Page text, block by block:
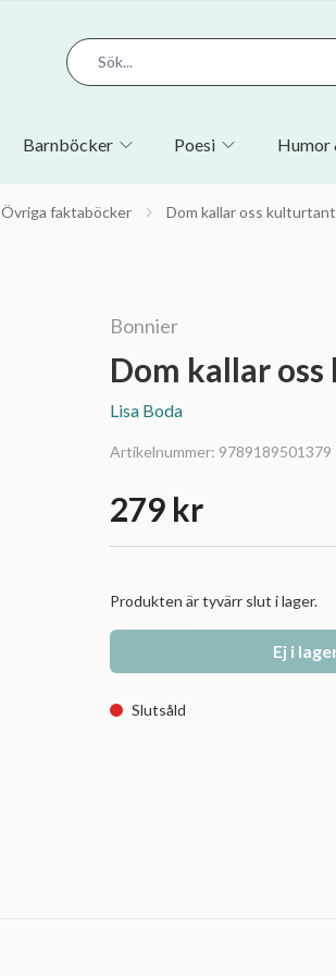
Barnböcker Poesi Humor
Övriga faktaböcker Dom kallar oss
Bonnier
Dom kallar
Lisa Boda
Artikelnummer: 9789189501379
279 kr
Produkten är tyvärr slut i lager.
Ej i
Slutsåld